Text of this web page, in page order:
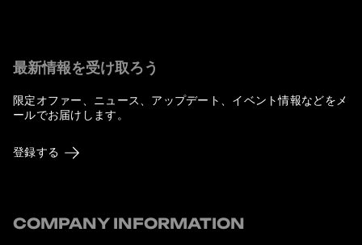
最新情報を受け取ろう
限定オファー、ニュース、アップデート、イベント情報などをメ
ールでお届けします。
登録する
COMPANY INFORMATION